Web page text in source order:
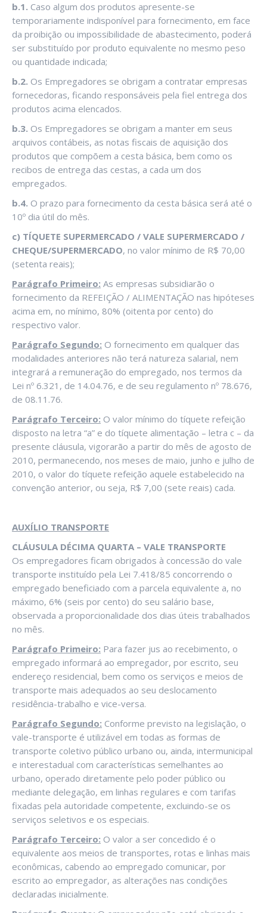
b.1. Caso algum dos produtos apresente-se
temporariamente indisponível para fornecimento, em face
da proibição ou impossibilidade de abastecimento, poderá
ser substituído por produto equivalente no mesmo peso
ou quantidade indicada;
b.2. Os Empregadores se obrigam a contratar empresas
fornecedoras, ficando responsáveis pela fiel entrega dos
produtos acima elencados.
b.3. Os Empregadores se obrigam a manter em seus
arquivos contábeis, as notas fiscais de aquisição dos
produtos que compõem a cesta básica, bem como os
recibos de entrega das cestas, a cada um dos
empregados.
b.4. O prazo para fornecimento da cesta básica será até o
10º dia útil do mês.
c) TÍQUETE SUPERMERCADO / VALE SUPERMERCADO /
CHEQUE/SUPERMERCADO, no valor mínimo de R$ 70,00
(setenta reais);
Parágrafo Primeiro: As empresas subsidiarão o
fornecimento da REFEIÇÃO / ALIMENTAÇÃO nas hipóteses
acima em, no mínimo, 80% (oitenta por cento) do
respectivo valor.
Parágrafo Segundo: O fornecimento em qualquer das
modalidades anteriores não terá natureza salarial, nem
integrará a remuneração do empregado, nos termos da
Lei nº 6.321, de 14.04.76, e de seu regulamento nº 78.676,
de 08.11.76.
Parágrafo Terceiro: O valor mínimo do tíquete refeição
disposto na letra “a” e do tíquete alimentação – letra c – da
presente cláusula, vigorarão a partir do mês de agosto de
2010, permanecendo, nos meses de maio, junho e julho de
2010, o valor do tíquete refeição aquele estabelecido na
convenção anterior, ou seja, R$ 7,00 (sete reais) cada.
AUXÍLIO TRANSPORTE
CLÁUSULA DÉCIMA QUARTA – VALE TRANSPORTE
Os empregadores ficam obrigados à concessão do vale
transporte instituído pela Lei 7.418/85 concorrendo o
empregado beneficiado com a parcela equivalente a, no
máximo, 6% (seis por cento) do seu salário base,
observada a proporcionalidade dos dias úteis trabalhados
no mês.
Parágrafo Primeiro: Para fazer jus ao recebimento, o
empregado informará ao empregador, por escrito, seu
endereço residencial, bem como os serviços e meios de
transporte mais adequados ao seu deslocamento
residência-trabalho e vice-versa.
Parágrafo Segundo: Conforme previsto na legislação, o
vale-transporte é utilizável em todas as formas de
transporte coletivo público urbano ou, ainda, intermunicipal
e interestadual com características semelhantes ao
urbano, operado diretamente pelo poder público ou
mediante delegação, em linhas regulares e com tarifas
fixadas pela autoridade competente, excluindo-se os
serviços seletivos e os especiais.
Parágrafo Terceiro: O valor a ser concedido é o
equivalente aos meios de transportes, rotas e linhas mais
econômicas, cabendo ao empregado comunicar, por
escrito ao empregador, as alterações nas condições
declaradas inicialmente.